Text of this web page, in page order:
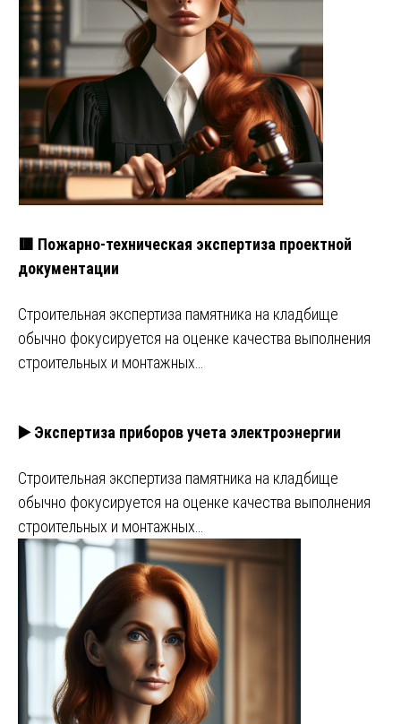
🟥 Пожарно-техническая экспертиза проектной
документации
Строительная экспертиза памятника на кладбище
обычно фокусируется на оценке качества выполнения
строительных и монтажных…
▶️ Экспертиза приборов учета электроэнергии
Строительная экспертиза памятника на кладбище
обычно фокусируется на оценке качества выполнения
строительных и монтажных…